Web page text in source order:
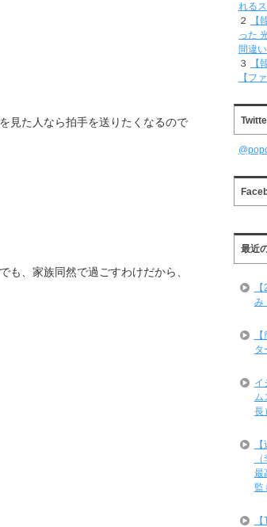
見た人なら拍手を送りたくなるので
も、家族同然で過ごすわけだから、
れる
２
【
った
間違
３
【
【フ
最近
み
タ
イ
ム
長
最
監